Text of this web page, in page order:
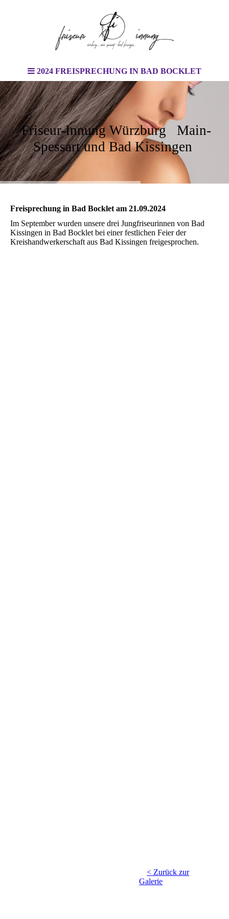
2024 FREISPRECHUNG IN BAD BOCKLET
Friseur-Innung Würzburg Main-
Spessart und Bad Kissingen
Freisprechung in Bad Bocklet am 21.09.2024
Im September wurden unsere drei Jungfriseurinnen von Bad
Kissingen in Bad Bocklet bei einer festlichen Feier der
Kreishandwerkerschaft aus Bad Kissingen freigesprochen.
< Zurück zur
Galerie